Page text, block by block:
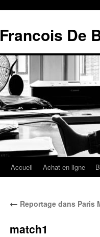
Francois De
Accueil Achat en ligne
← Reportage dans Paris
match1